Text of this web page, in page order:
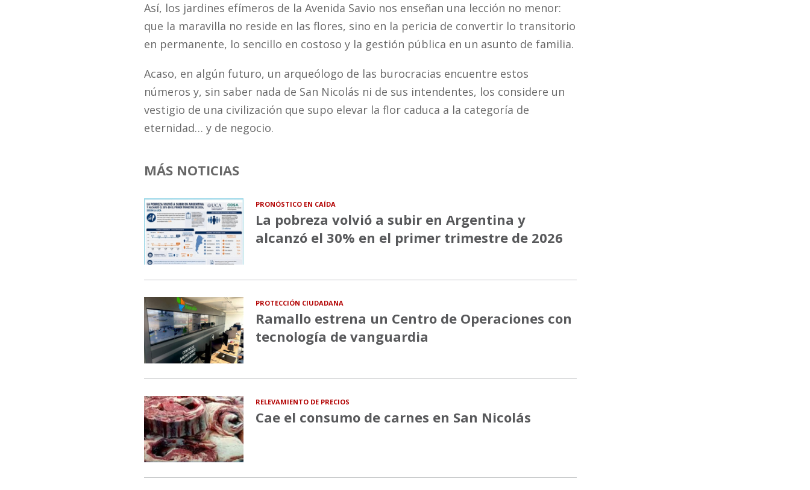
Así, los jardines efímeros de la Avenida Savio nos enseñan una lección no menor:
que la maravilla no reside en las flores, sino en la pericia de convertir lo transitorio
en permanente, lo sencillo en costoso y la gestión pública en un asunto de familia.
Acaso, en algún futuro, un arqueólogo de las burocracias encuentre estos
números y, sin saber nada de San Nicolás ni de sus intendentes, los considere un
vestigio de una civilización que supo elevar la flor caduca a la categoría de
eternidad… y de negocio.
MÁS NOTICIAS
PRONÓSTICO EN CAÍDA
La pobreza volvió a subir en Argentina y
alcanzó el 30% en el primer trimestre de 2026
PROTECCIÓN CIUDADANA
Ramallo estrena un Centro de Operaciones con
tecnología de vanguardia
RELEVAMIENTO DE PRECIOS
Cae el consumo de carnes en San Nicolás